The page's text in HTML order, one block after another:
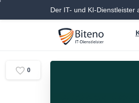
Der IT- und KI-Dienstleister
0